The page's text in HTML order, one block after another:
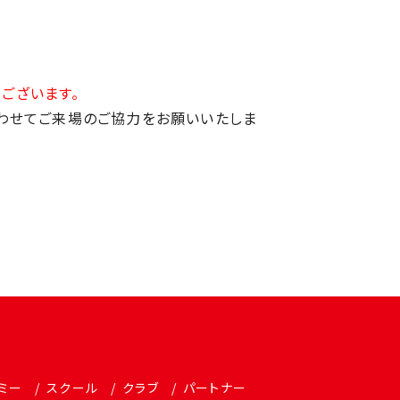
ざいます。
せてご来場のご協力をお願いいたしま
ー スクール クラブ パートナー